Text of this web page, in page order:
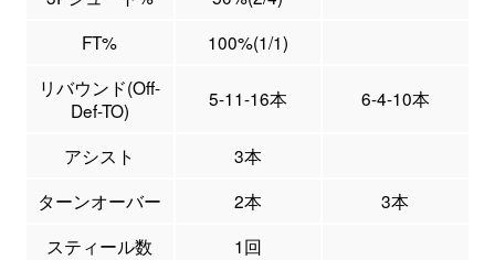
FT%
100%(1/1)
リバウンド(Off-
Def-TO)
5-11-16本 6-4-10本
アシスト
3本
ターンオーバー
2本
3本
スティール数
1回